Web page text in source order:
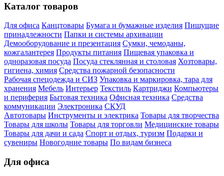
Каталог товаров
Для офиса Канцтовары Бумага и бумажные изделия Пишущие
принадлежности Папки и системы архивации
Демооборудование и презентация Сумки, чемоданы,
кожгалантерея Продукты питания Пищевая упаковка и
одноразовая посуда Посуда стеклянная и столовая Хозтовары,
гигиена, химия Средства пожарной безопасности
Рабочая спецодежда и СИЗ Упаковка и маркировка, тара для
хранения Мебель Интерьер Текстиль Картриджи Компьютеры
и периферия Бытовая техника Офисная техника Средства
коммуникации Электроника СКУД
Автотовары Инструменты и электрика Товары для творчества
Товары для школы Товары для торговли Медицинские товары
Товары для дачи и сада Спорт и отдых, туризм Подарки и
сувениры Новогодние товары По видам бизнеса
Для офиса